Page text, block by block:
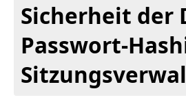
Sicherheit der
Passwort-